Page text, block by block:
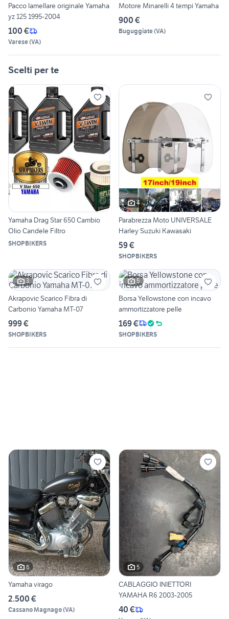
Pacco lamellare originale Yamaha
yz 125 1995-2004
100 €
Varese(VA)
Motore Minarelli 4 tempi Yamaha
900 €
Buguggiate(VA)
Scelti per te
Yamaha Drag Star 650 Cambio
Olio Candele Filtro
SHOPBIKERS
4
Parabrezza Moto UNIVERSALE
Harley Suzuki Kawasaki
59 €
SHOPBIKERS
3
Akrapovic Scarico Fibra di
Carbonio Yamaha MT-07
999 €
SHOPBIKERS
5
Borsa Yellowstone con incavo
ammortizzatore pelle
169 €
SHOPBIKERS
6
Yamaha virago
2.500 €
Cassano Magnago(VA)
5
CABLAGGIO INIETTORI
YAMAHA R6 2003-2005
40 €